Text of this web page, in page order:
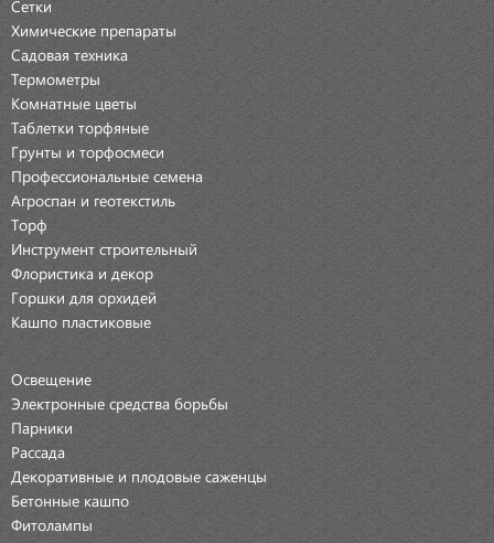
Сетки
Химические препараты
Садовая техника
Термометры
Комнатные цветы
Таблетки торфяные
Грунты и торфосмеси
Профессиональные семена
Агроспан и геотекстиль
Торф
Инструмент строительный
Флористика и декор
Горшки для орхидей
Кашпо пластиковые
Освещение
Электронные средства борьбы
Парники
Рассада
Декоративные и плодовые саженцы
Бетонные кашпо
Фитолампы